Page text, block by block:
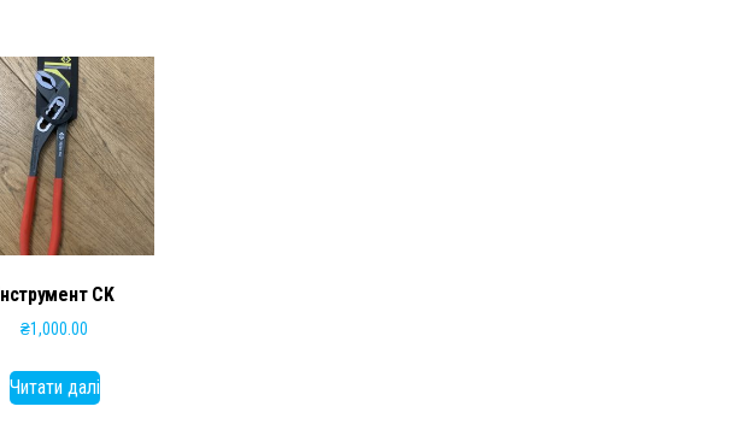
Інструмент CK
₴1,000.00
Читати далі